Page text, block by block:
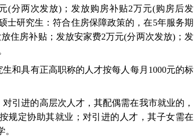
(分两次发放)；发放购房补贴2万元(购房后发
士研究生：符合住房保障政策的，在5年服务期
住房补贴；发放安家费2万元(分两次发放)；发
和具有正高职称的人才按每人每月1000元的标
引进的高层次人才，其配偶需在我市就业的，
规定协助其就业；对引进的人才，其子女需在